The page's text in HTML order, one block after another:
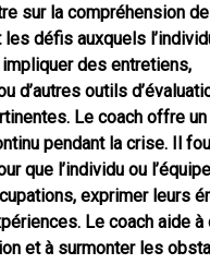
sur la compréhension
défis auxquels
des entretiens,
d’autres outils
Le coach offre
pendant la crise. Il
que l’individu ou
exprimer leurs
Le coach aide
et à surmonter les